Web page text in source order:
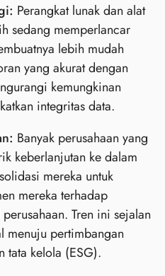
Perangkat lunak dan alat
sedang memperlancar
lebih mudah
yang akurat dengan
kemungkinan
integritas data.
Banyak perusahaan yang
keberlanjutan ke dalam
mereka untuk
mereka terhadap
Tren ini sejalan
menuju pertimbangan
tata kelola (ESG).